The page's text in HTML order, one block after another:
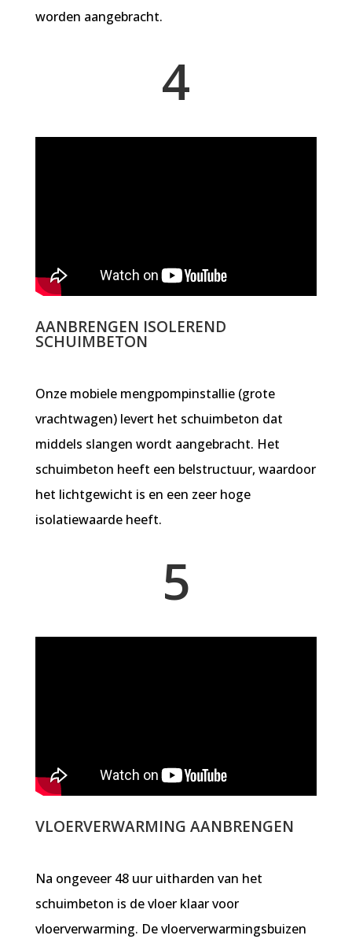
worden aangebracht.
4
AANBRENGEN ISOLEREND
SCHUIMBETON
Onze mobiele mengpompinstallie (grote
vrachtwagen) levert het schuimbeton dat
middels slangen wordt aangebracht. Het
schuimbeton heeft een belstructuur, waardoor
het lichtgewicht is en een zeer hoge
isolatiewaarde heeft.
5
VLOERVERWARMING AANBRENGEN
Na ongeveer 48 uur uitharden van het
schuimbeton is de vloer klaar voor
vloerverwarming. De vloerverwarmingsbuizen